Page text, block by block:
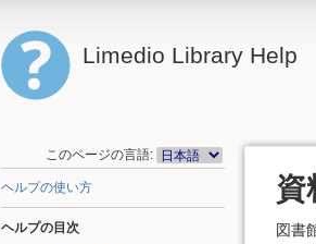
Limedio Library Help
このページの言語:
ヘルプの使い方
ヘルプの目次
資
図書